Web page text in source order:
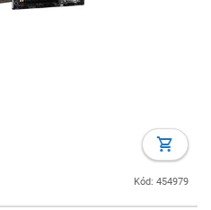
Kód: 454979